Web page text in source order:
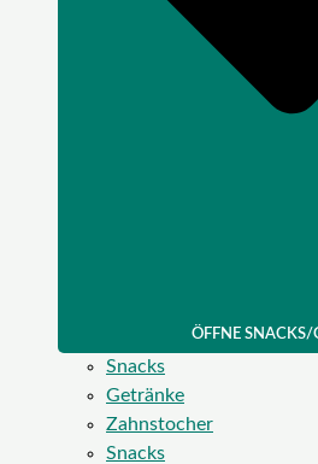
ÖFFNE SNACKS/
Snacks
Getränke
Zahnstocher
Snacks